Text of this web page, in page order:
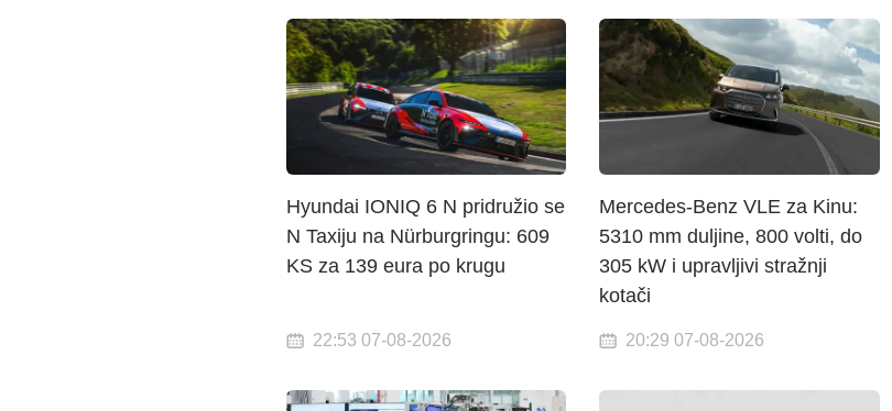
Hyundai IONIQ 6 N pridružio se
N Taxiju na Nürburgringu: 609
KS za 139 eura po krugu
22:53 07-08-2026
Mercedes-Benz VLE za Kinu:
5310 mm duljine, 800 volti, do
305 kW i upravljivi stražnji
kotači
20:29 07-08-2026